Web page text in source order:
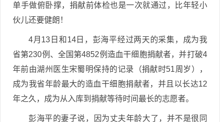
单手做俯卧撑，捐献前体检也是一次就通过，比年轻小
伙儿还要健朗！
4月13日和14日，彭海平经过两天的采集，成为我
省第230例、全国第4852例造血干细胞捐献者，并打破4
年前由湖州医生宋蜀明保持的记录（捐献时51周岁），
成为我省年龄最大的造血干细胞捐献者，并且以长达12
年之久，成为从入库到捐献等待时间最长的志愿者。
彭海平的妻子说，因为丈夫年龄大了，并不是很同